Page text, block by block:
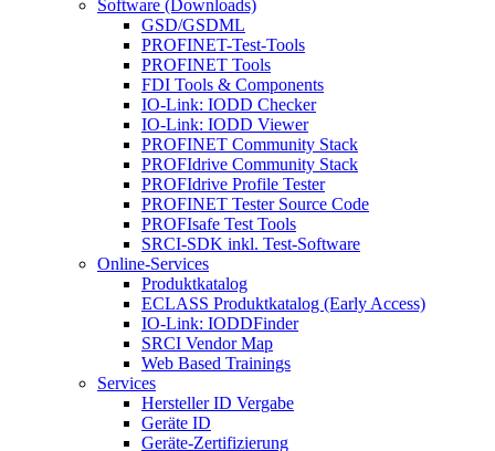
Software (Downloads)
GSD/GSDML
PROFINET-Test-Tools
PROFINET Tools
FDI Tools & Components
IO-Link: IODD Checker
IO-Link: IODD Viewer
PROFINET Community Stack
PROFIdrive Community Stack
PROFIdrive Profile Tester
PROFINET Tester Source Code
PROFIsafe Test Tools
SRCI-SDK inkl. Test-Software
Online-Services
Produktkatalog
ECLASS Produktkatalog (Early Access)
IO-Link: IODDFinder
SRCI Vendor Map
Web Based Trainings
Services
Hersteller ID Vergabe
Geräte ID
Geräte-Zertifizierung